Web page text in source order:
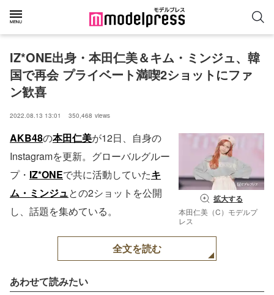
IZ*ONE出身・本田仁美＆キム・ミンジュ、韓
国で再会 プライベート満喫2ショットにファ
ン歓喜
2022.08.13 13:01 350,468 views
拡大する
本田仁美（C）モデルプ
レス
AKB48の本田仁美が12日、自身の
Instagramを更新。グローバルグルー
プ・ IZ*ONEで共に活動していたキ
ム・ミンジュとの2ショットを公開
し、話題を集めている。
全文を読む
あわせて読みたい